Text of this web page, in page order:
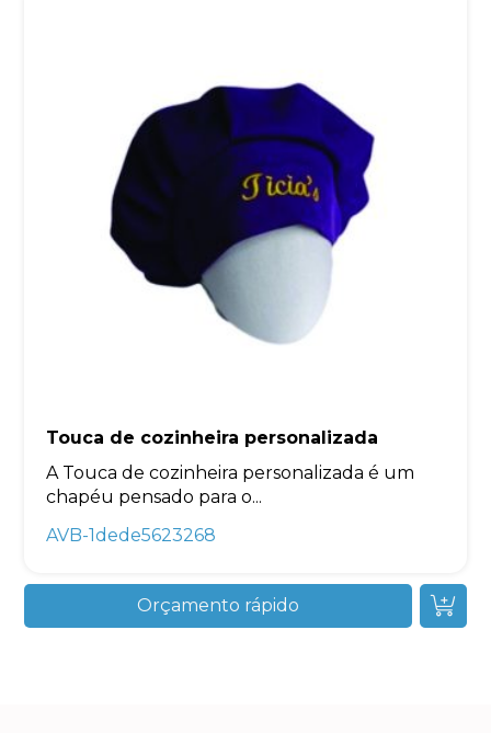
Touca de cozinheira personalizada
A Touca de cozinheira personalizada é um
chapéu pensado para o...
AVB-1dede5623268
Orçamento rápido